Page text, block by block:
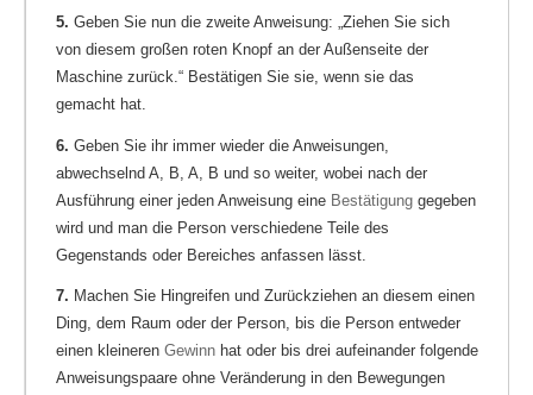
5. Geben Sie nun die zweite Anweisung: „Ziehen Sie sich
von diesem großen roten Knopf an der Außenseite der
Maschine zurück.“ Bestätigen Sie sie, wenn sie das
gemacht hat.
6. Geben Sie ihr immer wieder die Anweisungen,
abwechselnd A, B, A, B und so weiter, wobei nach der
Ausführung einer jeden Anweisung eine Bestätigung gegeben
wird und man die Person verschiedene Teile des
Gegenstands oder Bereiches anfassen lässt.
7. Machen Sie Hingreifen und Zurückziehen an diesem einen
Ding, dem Raum oder der Person, bis die Person entweder
einen kleineren Gewinn hat oder bis drei aufeinander folgende
Anweisungspaare ohne Veränderung in den Bewegungen